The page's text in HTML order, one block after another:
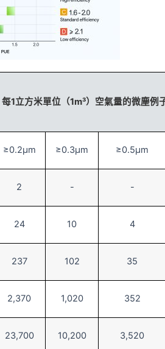
每1立方米單位（1m³）空氣量的微塵例
≥0.2μm ≥0.3μm ≥0.5μm
2 - -
24 10 4
237 102 35
2,370 1,020 352
23,700 10,200 3,520